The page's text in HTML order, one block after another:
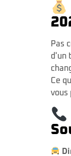
Pas
d'un
Ce
vous